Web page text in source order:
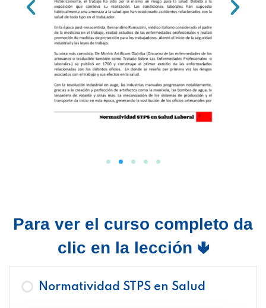
Para ver el curso completo da
clic en la lección 🢃
Normatividad STPS en Salud